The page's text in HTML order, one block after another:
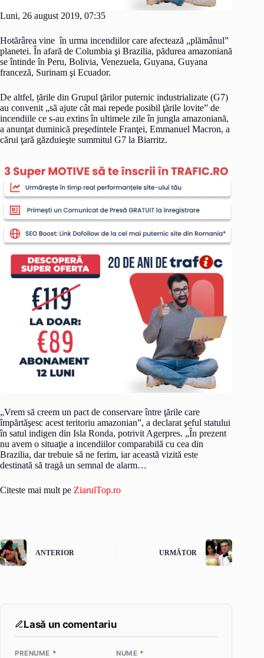
Luni, 26 august 2019, 07:35
Hotărârea vine în urma incendiilor care afectează „plămânul”
planetei. În afară de Columbia şi Brazilia, pădurea amazoniană
se întinde în Peru, Bolivia, Venezuela, Guyana, Guyana
franceză, Surinam şi Ecuador.
De altfel, țările din Grupul ţărilor puternic industrializate (G7)
au convenit „să ajute cât mai repede posibil ţările lovite” de
incendiile ce s-au extins în ultimele zile în jungla amazoniană,
a anunţat duminică preşedintele Franţei, Emmanuel Macron, a
cărui ţară găzduieşte summitul G7 la Biarritz.
„Vrem să creem un pact de conservare între ţările care
împărtăşesc acest teritoriu amazonian”, a declarat şeful statului
în satul indigen din Isla Ronda, potrivit Agerpres. „În prezent
nu avem o situaţie a incendiilor comparabilă cu cea din
Brazilia, dar trebuie să ne ferim, iar această vizită este
destinată să tragă un semnal de alarm…
Citeste mai mult pe ZiarulTop.ro
ANTERIOR URMĂTOR
Lasă un comentariu
PRENUME * NUME *